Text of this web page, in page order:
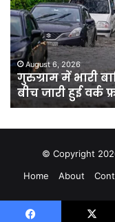
बारिश
से
हालात
बिगड़े,
जलभराव
के
बीच
जारी
एडवाइजरी
August 6, 2026
गुरुग्राम में भारी
बीच जारी हुई वर्क
© Copyright
Home
About